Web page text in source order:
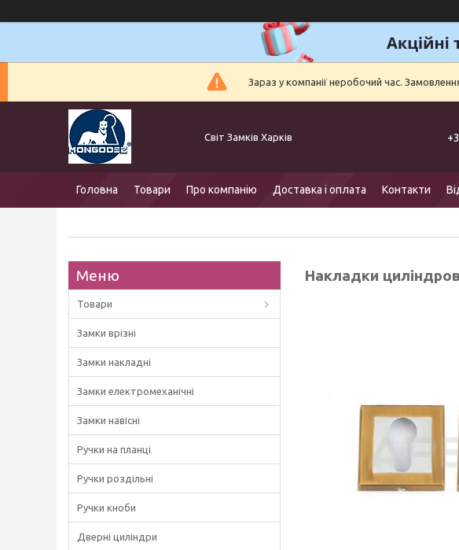
Зараз у компанії неробочий час.
Світ Замків Харків
Головна Товари Про компанію Доставка і оплата Контакти
Накладки
Товари
Замки врізні
Замки накладні
Замки електромеханічні
Замки навісні
Ручки на планці
Ручки роздільні
Ручки кноби
Дверні циліндри